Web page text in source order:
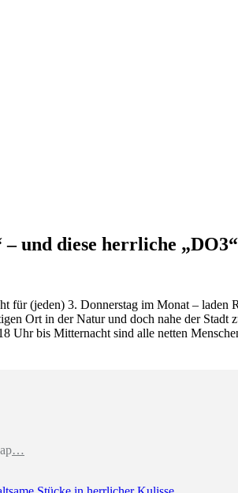
und diese herrliche
für (jeden) 3. Donnerstag im Monat – laden
Ort in der Natur und doch nahe der
bis Mitternacht sind alle netten
…